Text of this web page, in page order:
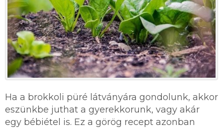
Ha a brokkoli püré látványára gondolunk, akkor
eszünkbe juthat a gyerekkorunk, vagy akár
egy bébiétel is. Ez a görög recept azonban